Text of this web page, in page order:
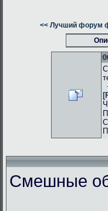
<< Лучший форум
Смешные